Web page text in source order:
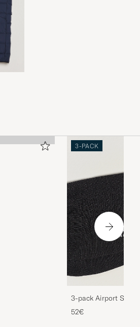
3-PACK
3-pack Airport
Melange
52€